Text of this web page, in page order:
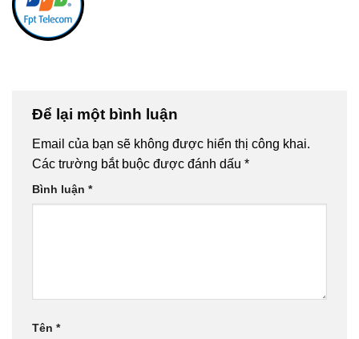
Để lại một bình luận
Email của bạn sẽ không được hiển thị công khai.
Các trường bắt buộc được đánh dấu *
Bình luận *
Tên *